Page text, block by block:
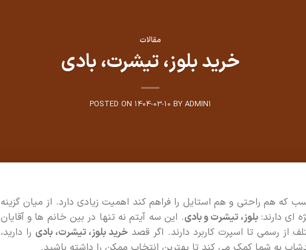
مقالات
خرید بلوز، تیشرت، بادی
POSTED ON 1404-03-10 BY ADMIN1
که هم راحتی و هم استایل را فراهم کند اهمیت زیادی دارد. از میان گزینه
ای دارند:بلوز، تیشرت و بادی. این سه آیتم نه تنها در بین خانم ها و آقایان
از رسمی تا اسپرت کاربرد دارند. اگر قصد خرید بلوز، تیشرت، بادی را دارید،